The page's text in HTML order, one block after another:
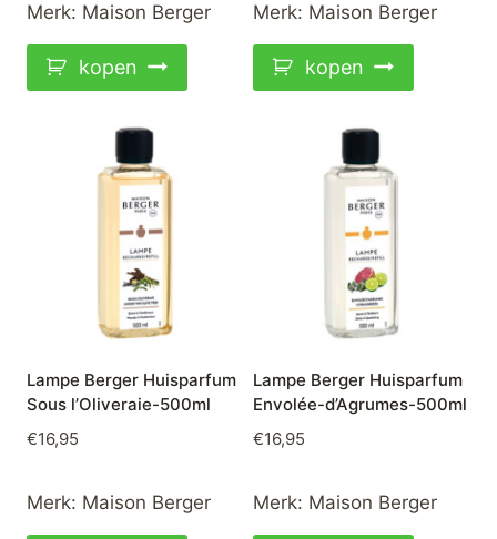
Merk: Maison Berger
kopen
Merk: Maison Berger
kopen
Lampe Berger Huisparfum
Sous l’Oliveraie-500ml
€16,95
Merk: Maison Berger
Lampe Berger Huisparfum
Envolée-d’Agrumes-500ml
€16,95
Merk: Maison Berger